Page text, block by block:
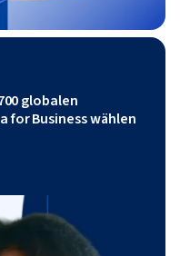
globalen
for Business wählen